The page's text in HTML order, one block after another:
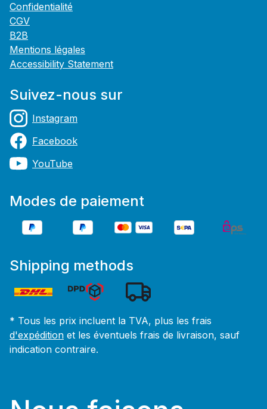
Confidentialité
CGV
B2B
Mentions légales
Accessibility Statement
Suivez-nous sur
Instagram
Facebook
YouTube
Modes de paiement
Shipping methods
* Tous les prix incluent la TVA, plus les frais
d'expédition et les éventuels frais de livraison, sauf
indication contraire.